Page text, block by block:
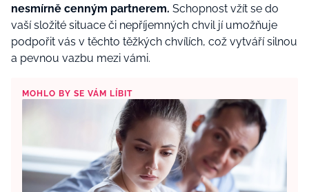
nesmírně cenným partnerem. Schopnost vžít se do
vaší složité situace či nepříjemných chvil jí umožňuje
podpořit vás v těchto těžkých chvílích, což vytváří silnou
a pevnou vazbu mezi vámi.
MOHLO BY SE VÁM LÍBIT